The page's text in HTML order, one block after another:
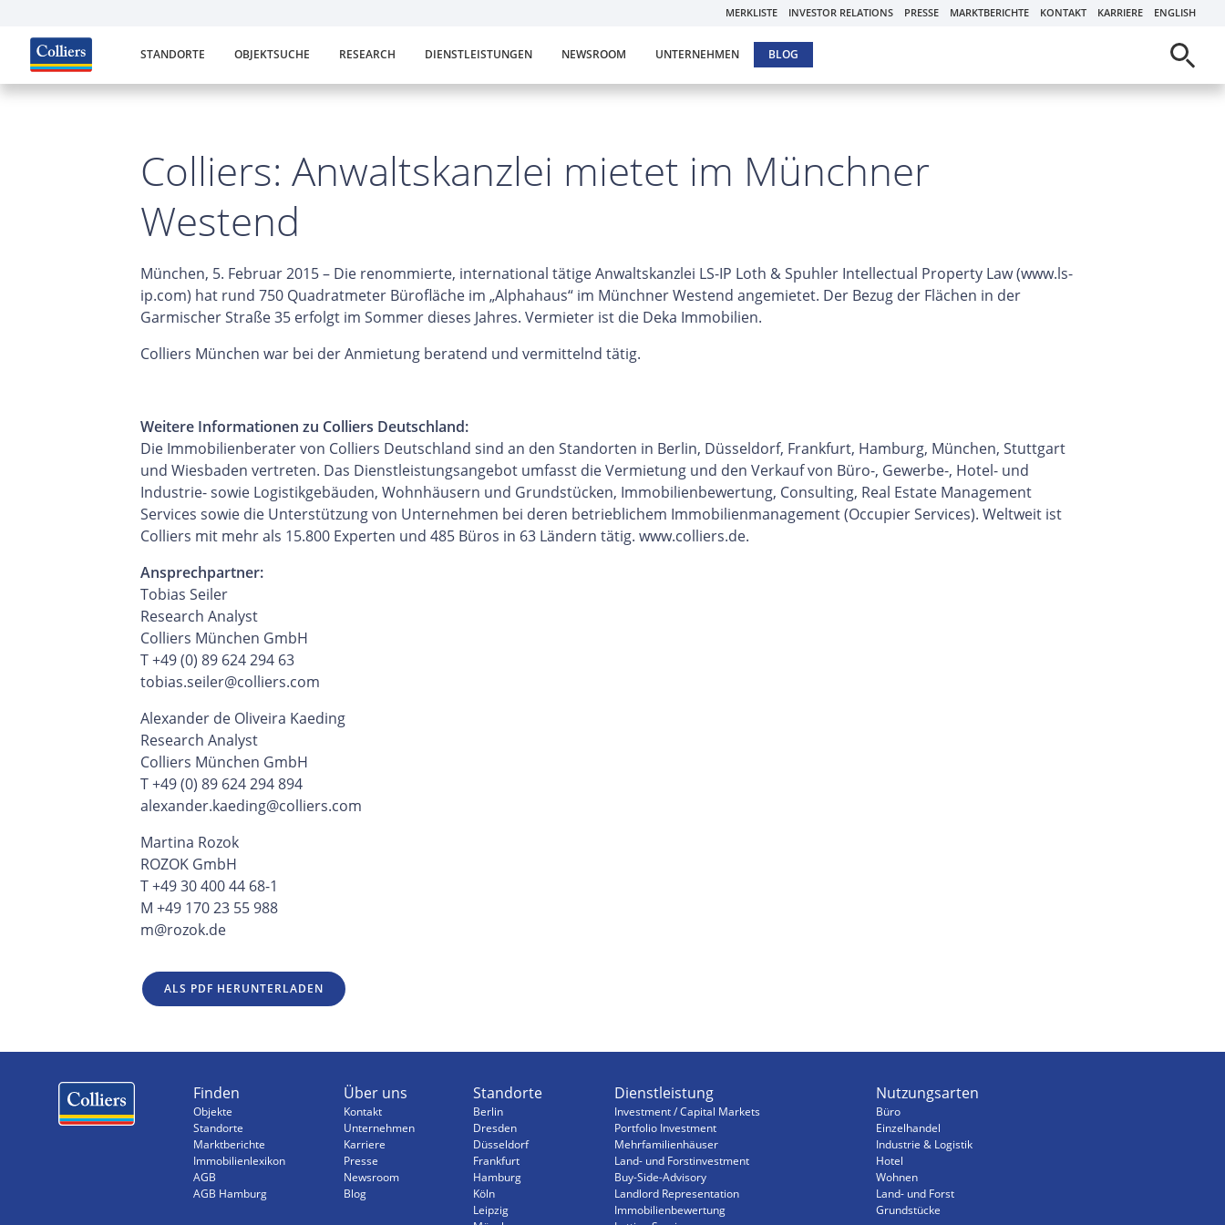
MERKLISTE INVESTOR RELATIONS PRESSE MARKTBERICHTE KONTAKT KARRIERE ENGLISH
STANDORTE OBJEKTSUCHE RESEARCH DIENSTLEISTUNGEN NEWSROOM UNTERNEHMEN BLOG
Colliers: Anwaltskanzlei mietet im Münchner
Westend
München, 5. Februar 2015 – Die renommierte, international tätige Anwaltskanzlei LS-IP Loth & Spuhler Intellectual Property Law (www.ls-
ip.com) hat rund 750 Quadratmeter Bürofläche im „Alphahaus“ im Münchner Westend angemietet. Der Bezug der Flächen in der
Garmischer Straße 35 erfolgt im Sommer dieses Jahres. Vermieter ist die Deka Immobilien.
Colliers München war bei der Anmietung beratend und vermittelnd tätig.
Weitere Informationen zu Colliers Deutschland:
Die Immobilienberater von Colliers Deutschland sind an den Standorten in Berlin, Düsseldorf, Frankfurt, Hamburg, München, Stuttgart
und Wiesbaden vertreten. Das Dienstleistungsangebot umfasst die Vermietung und den Verkauf von Büro-, Gewerbe-, Hotel- und
Industrie- sowie Logistikgebäuden, Wohnhäusern und Grundstücken, Immobilienbewertung, Consulting, Real Estate Management
Services sowie die Unterstützung von Unternehmen bei deren betrieblichem Immobilienmanagement (Occupier Services). Weltweit ist
Colliers mit mehr als 15.800 Experten und 485 Büros in 63 Ländern tätig. www.colliers.de.
Ansprechpartner:
Tobias Seiler
Research Analyst
Colliers München GmbH
T +49 (0) 89 624 294 63
tobias.seiler@colliers.com
Alexander de Oliveira Kaeding
Research Analyst
Colliers München GmbH
T +49 (0) 89 624 294 894
alexander.kaeding@colliers.com
Martina Rozok
ROZOK GmbH
T +49 30 400 44 68-1
M +49 170 23 55 988
m@rozok.de
ALS PDF HERUNTERLADEN
Finden
Objekte
Standorte
Marktberichte
Immobilienlexikon
AGB
AGB Hamburg
Über uns
Kontakt
Unternehmen
Karriere
Presse
Newsroom
Blog
Standorte
Berlin
Dresden
Düsseldorf
Frankfurt
Hamburg
Köln
Leipzig
Dienstleistung
Investment / Capital Markets
Portfolio Investment
Mehrfamilienhäuser
Land- und Forstinvestment
Buy-Side-Advisory
Landlord Representation
Immobilienbewertung
Nutzungsarten
Büro
Einzelhandel
Industrie & Logistik
Hotel
Wohnen
Land- und Forst
Grundstücke